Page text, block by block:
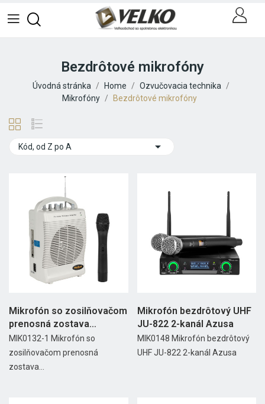
Bezdrôtové mikrofóny
Úvodná stránka Home
Ozvučovacia technika
Mikrofóny
Bezdrôtové mikrofóny
Kód, od Z po A 
Mikrofón so zosilňovačom
prenosná zostava
SH222UBT
MIK0132-1 Mikrofón so
zosilňovačom prenosná
zostava...
Mikrofón bezdrôtový UHF
JU-822 2-kanál Azusa
MIK0148 Mikrofón bezdrôtový
UHF JU-822 2-kanál Azusa